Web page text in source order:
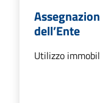
dell’Ente
Utilizzo